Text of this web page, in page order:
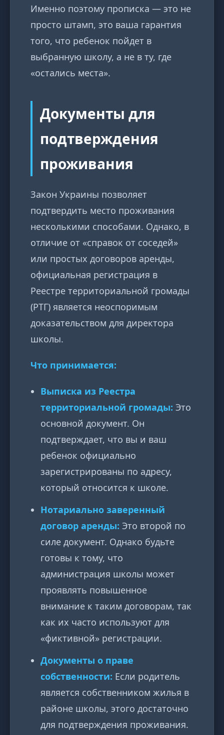
Именно поэтому прописка — это не
просто штамп, это ваша гарантия
того, что ребенок пойдет в
выбранную школу, а не в ту, где
«остались места».
Документы для
подтверждения
проживания
Закон Украины позволяет
подтвердить место проживания
несколькими способами. Однако, в
отличие от «справок от соседей»
или простых договоров аренды,
официальная регистрация в
Реестре территориальной громады
(РТГ) является неоспоримым
доказательством для директора
школы.
Что принимается:
Выписка из Реестра
территориальной громады: Это
основной документ. Он
подтверждает, что вы и ваш
ребенок официально
зарегистрированы по адресу,
который относится к школе.
Нотариально заверенный
договор аренды: Это второй по
силе документ. Однако будьте
готовы к тому, что
администрация школы может
проявлять повышенное
внимание к таким договорам, так
как их часто используют для
«фиктивной» регистрации.
Документы о праве
собственности: Если родитель
является собственником жилья в
районе школы, этого достаточно
для подтверждения проживания.